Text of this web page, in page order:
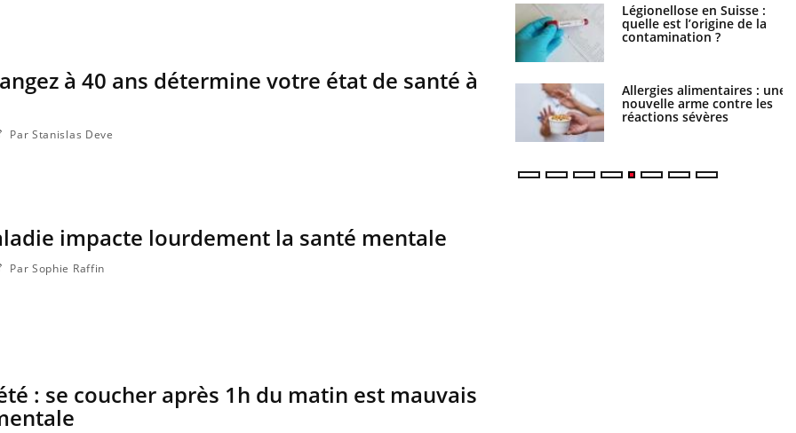
à 40 ans détermine votre état de santé à
Par Stanislas Deve
impacte lourdement la santé mentale
Par Sophie Raffin
: se coucher après 1h du matin est mauvais
Mordue par une tique en
Légionellose en Suisse :
quelle est l’origine de la
contamination ?
Allergies alimentaires : une
nouvelle arme contre les
réactions sévères
Bilan prévention : ce que
les kinés pourront bientôt
faire
TDAH : quel est ce
traitement autorisé aux
États-Unis ?